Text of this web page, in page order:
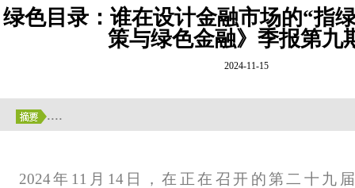
绿色目录：谁在设计金融市场的“指
策与绿色金融》季报第九
2024-11-15
....
2024年11月14日，在正在召开的第二十九